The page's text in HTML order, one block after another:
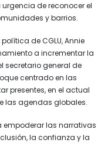
de reconocer el
y barrios.
de CGLU, Annie
a incrementar la
secretario general de
centrado en las
presentes, en el actual
las agendas globales.
las narrativas
la confianza y la